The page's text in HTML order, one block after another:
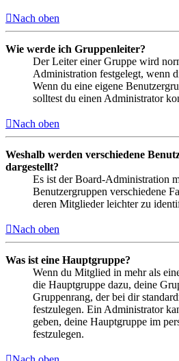
Nach oben
Wie werde ich Gruppenleiter?
Der Leiter einer Gruppe wird
Administration festgelegt, wenn
Wenn du eine eigene
solltest du einen Administrator
Nach oben
Weshalb werden verschiedene
dargestellt?
Es ist der Board-Administration
Benutzergruppen verschiedene
deren Mitglieder leichter zu
Nach oben
Was ist eine Hauptgruppe?
Wenn du Mitglied in mehr als
die Hauptgruppe dazu, deine
Gruppenrang, der bei dir
festzulegen. Ein Administrator
geben, deine Hauptgruppe im
festzulegen.